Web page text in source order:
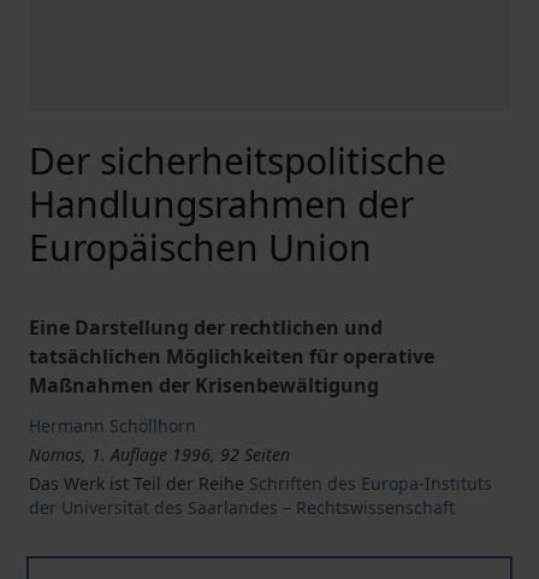
Der sicherheitspolitische
Handlungsrahmen der
Europäischen Union
Eine Darstellung der rechtlichen und
tatsächlichen Möglichkeiten für operative
Maßnahmen der Krisenbewältigung
Hermann Schöllhorn
Nomos, 1. Auflage 1996, 92 Seiten
Das Werk ist Teil der Reihe Schriften des Europa-Instituts
der Universität des Saarlandes – Rechtswissenschaft